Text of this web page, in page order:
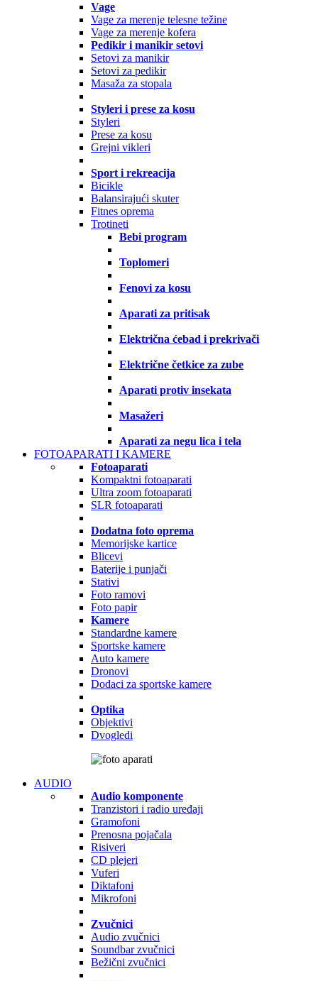
Vage
Vage za merenje telesne težine
Vage za merenje kofera
Pedikir i manikir setovi
Setovi za manikir
Setovi za pedikir
Masaža za stopala
Styleri i prese za kosu
Styleri
Prese za kosu
Grejni vikleri
Sport i rekreacija
Bicikle
Balansirajući skuter
Fitnes oprema
Trotineti
Bebi program
Toplomeri
Fenovi za kosu
Aparati za pritisak
Električna ćebad i prekrivači
Električne četkice za zube
Aparati protiv insekata
Masažeri
Aparati za negu lica i tela
FOTOAPARATI I KAMERE
Fotoaparati
Kompaktni fotoaparati
Ultra zoom fotoaparati
SLR fotoaparati
Dodatna foto oprema
Memorijske kartice
Blicevi
Baterije i punjači
Stativi
Foto ramovi
Foto papir
Kamere
Standardne kamere
Sportske kamere
Auto kamere
Dronovi
Dodaci za sportske kamere
Optika
Objektivi
Dvogledi
AUDIO
Audio komponente
Tranzistori i radio uređaji
Gramofoni
Prenosna pojačala
Risiveri
CD plejeri
Vuferi
Diktafoni
Mikrofoni
Zvučnici
Audio zvučnici
Soundbar zvučnici
Bežični zvučnici